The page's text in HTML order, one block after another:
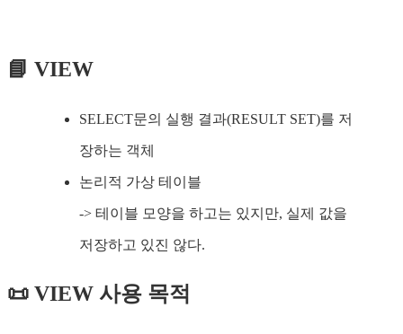
📘 VIEW
SELECT문의 실행 결과(RESULT SET)를 저
장하는 객체
논리적 가상 테이블
-> 테이블 모양을 하고는 있지만, 실제 값을
저장하고 있진 않다.
📜 VIEW 사용 목적